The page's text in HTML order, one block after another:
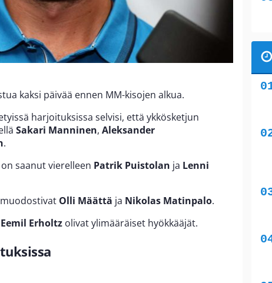
kaksi päivää ennen MM-kisojen alkua.
harjoituksissa selvisi, että ykkösketjun
Sakari Manninen, Aleksander
.
on saanut vierelleen Patrik Puistolan ja Lenni
Olli Määttä ja Nikolas Matinpalo.
Eemil Erholtz olivat ylimääräiset hyökkääjät.